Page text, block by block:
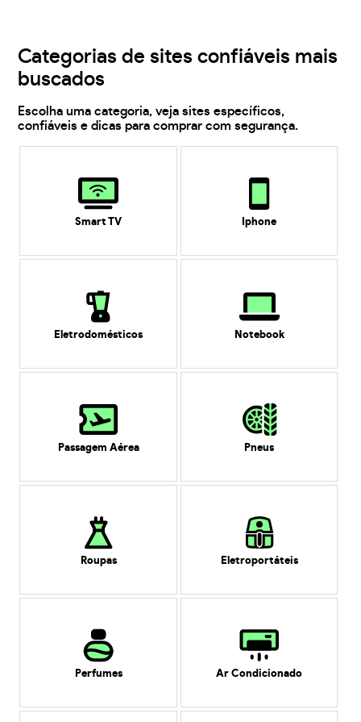
Categorias de sites confiáveis mais
buscados
Escolha uma categoria, veja sites específicos,
confiáveis e dicas para comprar com segurança.
Smart TV Iphone
Eletrodomésticos Notebook
Passagem Aérea Pneus
Roupas Eletroportáteis
Perfumes Ar Condicionado